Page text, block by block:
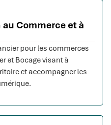
Commerce et à
pour les commerces
et Bocage visant à
et accompagner les